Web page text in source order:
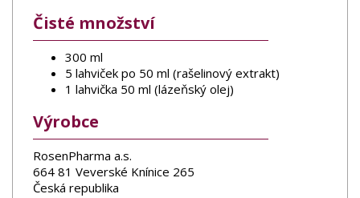
Čisté množství
300 ml
5 lahviček po 50 ml (rašelinový extrakt)
1 lahvička 50 ml (lázeňský olej)
Výrobce
RosenPharma a.s.
664 81 Veverské Knínice 265
Česká republika